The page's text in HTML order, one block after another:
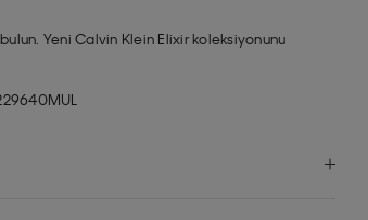
bulun. Yeni Calvin Klein Elixir koleksiyonunu